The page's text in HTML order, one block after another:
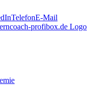
TelefonE-Mail